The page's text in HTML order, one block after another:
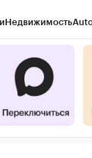
Недвижимость